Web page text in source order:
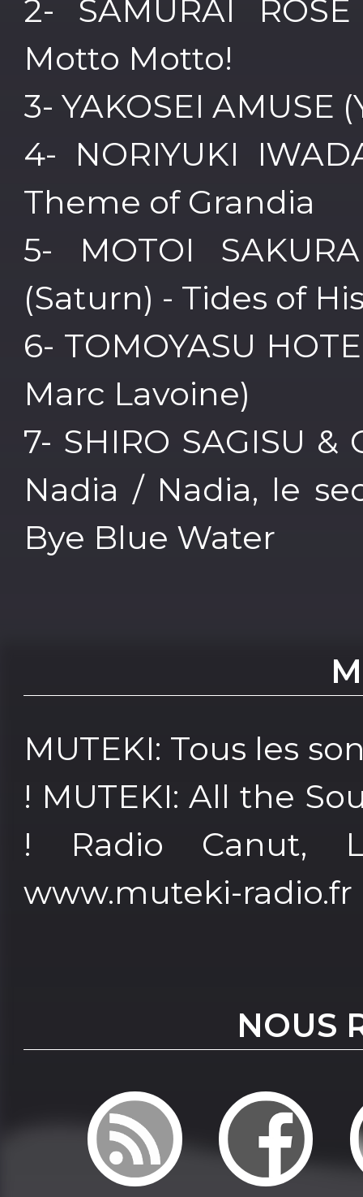
2- SAMURAI
Motto Motto!
3- YAKOSEI AMUSE
4- NORIYUKI
Theme of Grandia
5- MOTOI
(Saturn) - Tides of
6- TOMOYASU
Marc Lavoine)
7- SHIRO SAGISU
Nadia / Nadia, le
Bye Blue Water
MUTEKI: Tous les
! MUTEKI: All the
! Radio Canut,
www.muteki-radio.fr
NOUS